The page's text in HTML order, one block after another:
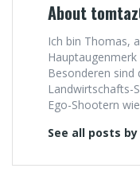
About
Ich bin Thomas,
Besonderen sind
Landwirtschafts-
Ego-Shootern
See all posts